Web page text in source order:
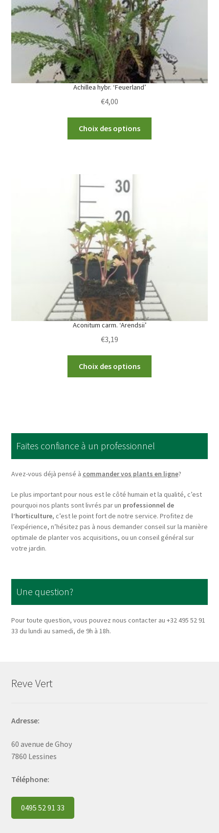
on
the
product
page
Achillea hybr. ‘Feuerland’
€4,00
Choix des options
on
the
page
Aconitum carm. ‘Arendsii’
€3,19
Choix des options
options
may
be
chosen
the
product
page
Faites confiance à un professionnel
Avez-vous déjà pensé à commander vos plants en ligne?
Le plus important pour nous est le côté humain et la qualité, c’est
pourquoi nos plants sont livrés par un professionnel de
l’horticulture, c’est le point fort de notre service. Profitez de
l’expérience, n’hésitez pas à nous demander conseil sur la manière
optimale de planter vos acquisitions, ou un conseil général sur
votre jardin.
Une question?
Pour toute question, vous pouvez nous contacter au +32 495 52 91
33 du lundi au samedi, de 9h à 18h.
Reve Vert
Adresse:
60 avenue de Ghoy
7860 Lessines
Téléphone:
0495 52 91 33